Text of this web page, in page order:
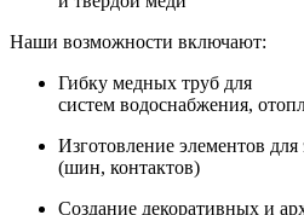
Наши возможности включают:
Гибку медных труб для
систем водоснабжения,
Изготовление элементов
(шин, контактов)
Создание декоративных и